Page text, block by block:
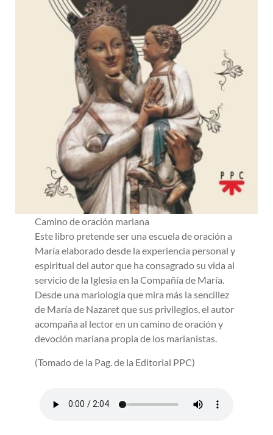
Camino de oración mariana
Este libro pretende ser una escuela de oración a
María elaborado desde la experiencia personal y
espiritual del autor que ha consagrado su vida al
servicio de la Iglesia en la Compañía de María.
Desde una mariología que mira más la sencillez
de María de Nazaret que sus privilegios, el autor
acompaña al lector en un camino de oración y
devoción mariana propia de los marianistas.
(Tomado de la Pag. de la Editorial PPC)